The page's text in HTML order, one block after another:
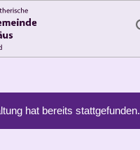
hat bereits stattgefunden.